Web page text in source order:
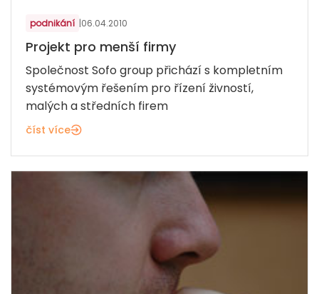
podnikání |06.04.2010
Projekt pro menší firmy
Společnost Sofo group přichází s kompletním
systémovým řešením pro řízení živností,
malých a středních firem
číst více